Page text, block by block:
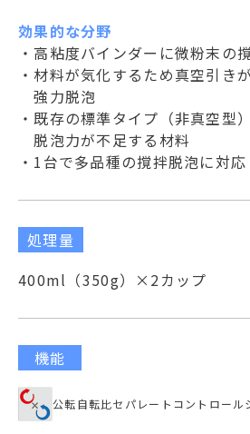
効果的な分野
・高粘度バインダーに微粉末の
・材料が気化するため真空引き
強力脱泡
・既存の標準タイプ（非真空型
脱泡力が不足する材料
・1台で多品種の撹拌脱泡に対
処理量
400ml（350g）×2カップ
機能
公転自転比セパレートコントロール